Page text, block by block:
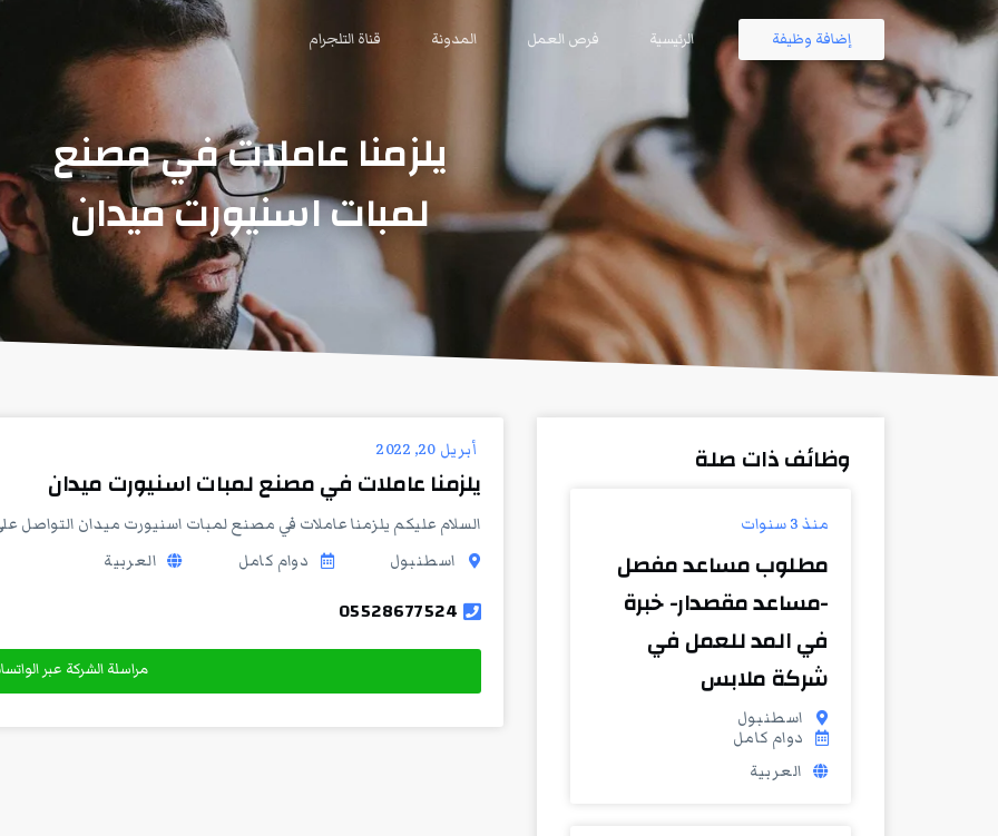
إضافة وظيفة الرئيسية فرص العمل المدونة قناة التلجرام
يلزمنا عاملات في مصنع
لمبات اسنيورت ميدان
وظائف ذات صلة
منذ 3 سنوات
مطلوب مساعد مفصل
-مساعد مقصدار- خبرة
في المد للعمل في
شركة ملابس
اسطنبول
دوام كامل
العربية
أبريل 20, 2022
يلزمنا عاملات في مصنع لمبات اسنيورت ميدان
السلام عليكم يلزمنا عاملات في مصنع لمبات اسنيورت ميدان التواصل
اسطنبول
دوام كامل العربية
05528677524
مراسلة الشركة عبر